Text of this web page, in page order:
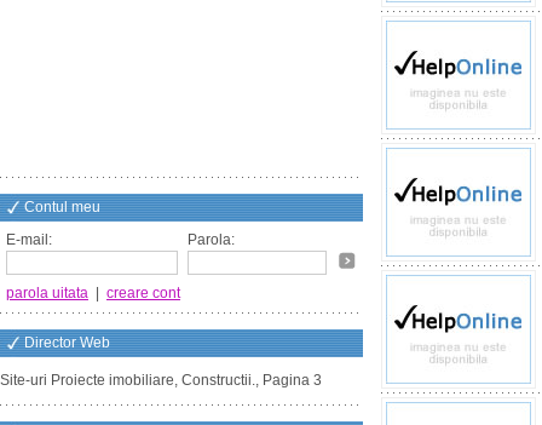
Contul meu
E-mail:
Parola:
parola uitata creare cont
Director Web
Site-uri Proiecte imobiliare, Constructii., Pagina 3